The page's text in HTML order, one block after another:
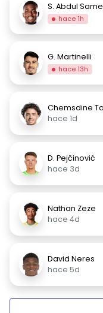
S. Abdul
hace 1h
G. Martinelli
hace 13h
Chemsdine
hace 1d
D. Pejčinović
hace 3d
Nathan Zeze
hace 4d
David Neres
hace 5d